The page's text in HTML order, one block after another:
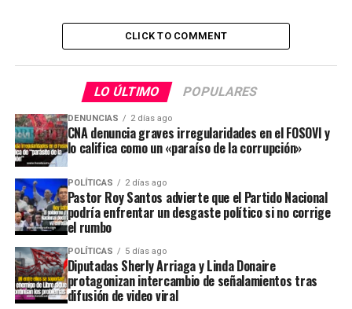
CLICK TO COMMENT
LO ÚLTIMO POPULARES
DENUNCIAS 2 días ago
CNA denuncia graves irregularidades en el FOSOVI y
lo califica como un «paraíso de la corrupción»
POLÍTICAS 2 días ago
Pastor Roy Santos advierte que el Partido Nacional
podría enfrentar un desgaste político si no corrige
el rumbo
POLÍTICAS 5 días ago
Diputadas Sherly Arriaga y Linda Donaire
protagonizan intercambio de señalamientos tras
difusión de video viral